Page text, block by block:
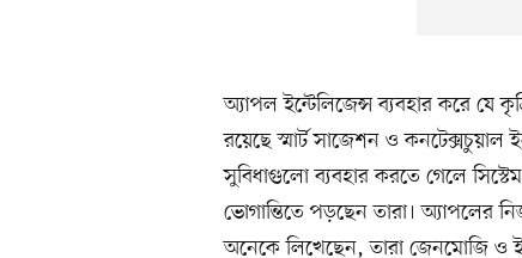
অ্যাপল ইন্টেলিজেন্স ব্যবহার করে যে
রয়েছে স্মার্ট সাজেশন ও কনটেক্সচুয়াল
সুবিধাগুলো ব্যবহার করতে গেলে
ভোগান্তিতে পড়ছেন তারা। অ্যাপলের
অনেকে লিখেছেন, তারা জেনমোজি ও